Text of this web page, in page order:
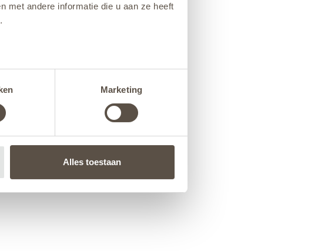
met andere informatie die u aan ze heeft
Marketing
Alles toestaan